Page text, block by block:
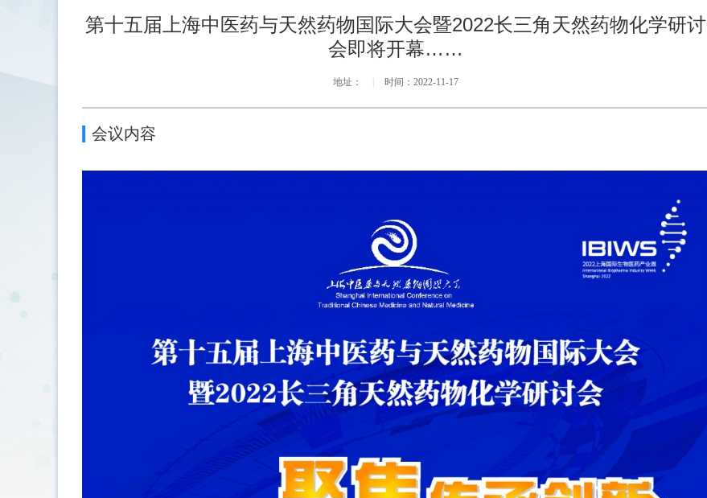
第十五届上海中医药与天然药物国际大会暨2022长三角天然药物化学研讨
会即将开幕……
地址： 时间：2022-11-17
会议内容